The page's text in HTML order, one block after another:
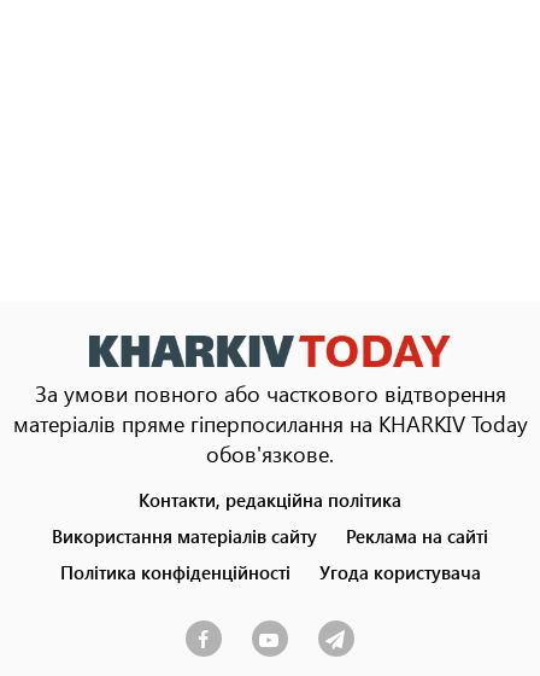
За умови повного або часткового відтворення
матеріалів пряме гіперпосилання на KHARKIV Today
обов'язкове.
menu
Контакти, редакційна політика
Використання матеріалів сайту
Реклама на сайті
Політика конфіденційності
Угода користувача